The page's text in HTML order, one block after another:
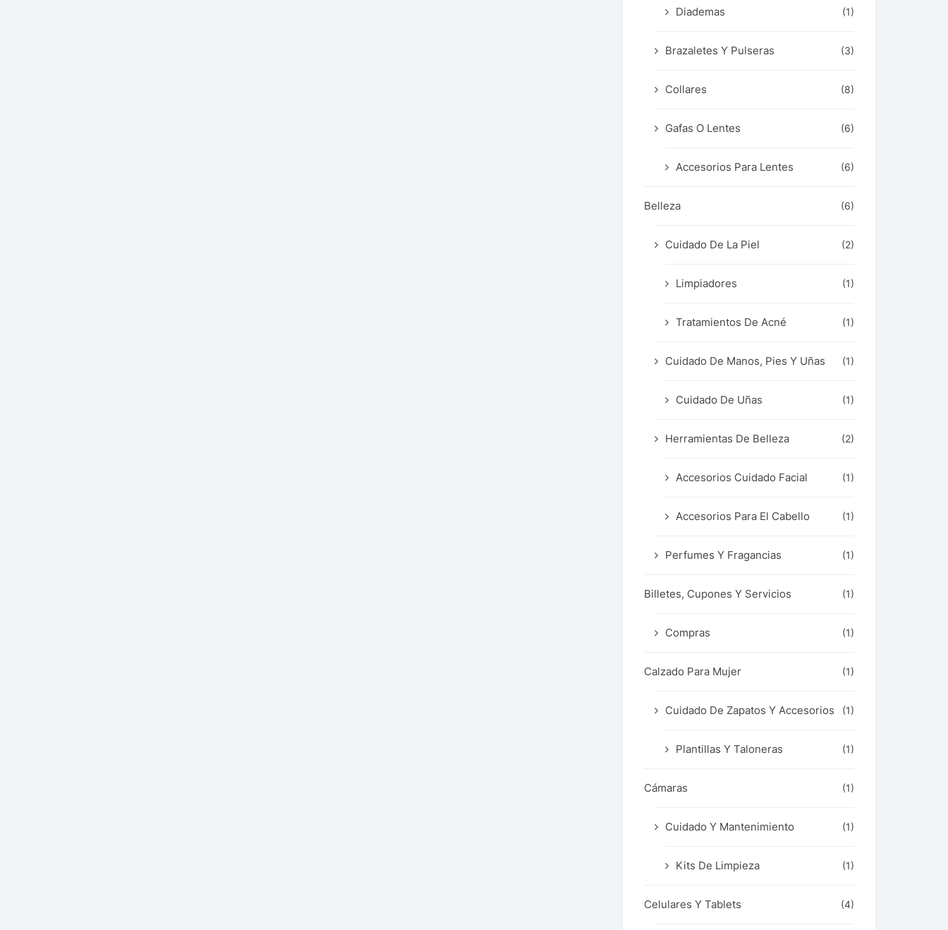
Diademas (1)
Brazaletes Y Pulseras (3)
Collares (8)
Gafas O Lentes (6)
Accesorios Para Lentes (6)
Belleza (6)
Cuidado De La Piel (2)
Limpiadores (1)
Tratamientos De Acné (1)
Cuidado De Manos, Pies Y Uñas (1)
Cuidado De Uñas (1)
Herramientas De Belleza (2)
Accesorios Cuidado Facial (1)
Accesorios Para El Cabello (1)
Perfumes Y Fragancias (1)
Billetes, Cupones Y Servicios (1)
Compras (1)
Calzado Para Mujer (1)
Cuidado De Zapatos Y Accesorios (1)
Plantillas Y Taloneras (1)
Cámaras (1)
Cuidado Y Mantenimiento (1)
Kits De Limpieza (1)
Celulares Y Tablets (4)